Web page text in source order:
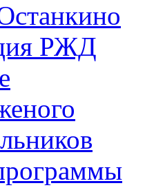
РЖД